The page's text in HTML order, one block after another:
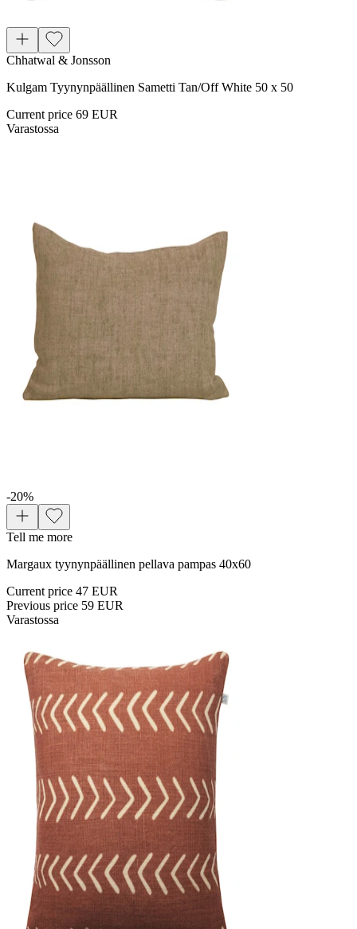
Chhatwal & Jonsson
Kulgam Tyynynpäällinen Sametti Tan/Off White 50 x 50
Current price 69 EUR
Varastossa
-20%
Tell me more
Margaux tyynynpäällinen pellava pampas 40x60
Current price 47 EUR
Previous price 59 EUR
Varastossa